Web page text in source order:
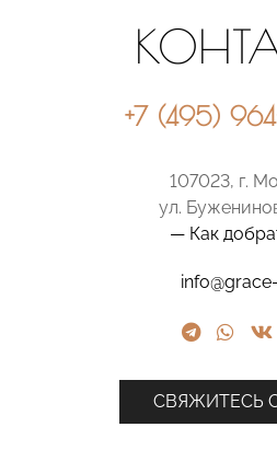
+7 (495)
107023, г.
ул.
— Как
СВЯЖИТЕСЬ